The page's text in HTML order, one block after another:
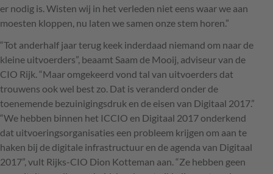
er nodig is. Wisten wij in het verleden niet eens waar we aan
moesten kloppen, nu laten we samen onze stem horen.”
“Tot anderhalf jaar terug keek inderdaad niemand om naar de
kleine uitvoerders”, beaamt Saam de Mooij, adviseur van de
CIO Rijk. “Maar omgekeerd vond tal van uitvoerders dat
trouwens ook wel best zo. Dat is veranderd onder de
toenemende bezuinigingsdruk en de eisen van Digitaal 2017.”
“We hebben binnen het ICCIO en Digitaal 2017 onderkend
dat uitvoeringsorganisaties een probleem krijgen om aan te
haken bij de digitale infrastructuur en de agenda van Digitaal
2017”, vult Rijks-CIO Dion Kotteman aan. “Ze hebben geen